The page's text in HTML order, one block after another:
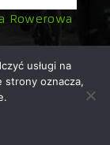
Rowerowa
rowerowa z
usługi na
strony oznacza,